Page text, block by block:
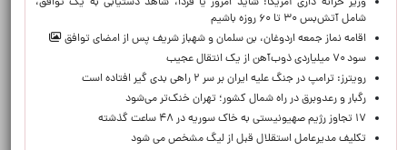
شامل آتش‌بس ۳۰ تا ۶۰ روزه باشیم
اقامه نماز جمعه اردوغان، بن ‌سلمان و شهباز شریف پس از امضای توافق
سود ۷۰ میلیاردی ذوب‌آهن از یک انتقال عجیب
رویترز: ترامپ در جنگ علیه ایران بر سر ۲ راهی بدی گیر افتاده است
رگبار و رعدوبرق در راه شمال کشور؛ تهران خنک‌تر می‌شود
۱۷ تجاوز رژیم صهیونیستی به خاک سوریه در ۴۸ ساعت گذشته
تکلیف مدیرعامل استقلال قبل از لیگ مشخص می شود